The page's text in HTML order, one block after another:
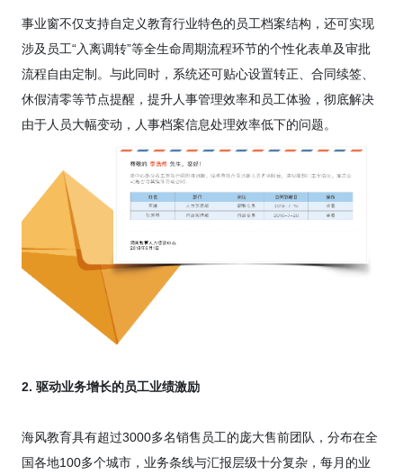
事业窗不仅支持自定义教育行业特色的员工档案结构，还可实现
涉及员工“入离调转”等全生命周期流程环节的个性化表单及审批
流程自由定制。与此同时，系统还可贴心设置转正、合同续签、
休假清零等节点提醒，提升人事管理效率和员工体验，彻底解决
由于人员大幅变动，人事档案信息处理效率低下的问题。
2. 驱动业务增长的员工业绩激励
海风教育具有超过3000多名销售员工的庞大售前团队，分布在全
国各地100多个城市，业务条线与汇报层级十分复杂，每月的业